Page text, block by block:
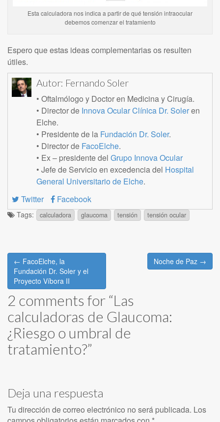
Esta calculadora nos indica a partir de qué tensión intraocular
debemos comenzar el tratamiento
Espero que estas ideas complementarias os resulten
útiles.
Autor: Fernando Soler
• Oftalmólogo y Doctor en Medicina y Cirugía.
• Director de Innova Ocular Clínica Dr. Soleren
Elche.
• Presidente de la Fundación Dr. Soler.
• Director de FacoElche.
• Ex – presidente delGrupo Innova Ocular
• Jefe de Servicio en excedencia del Hospital
General Universitario de Elche.
Twitter
Facebook
Tags: calculadora glaucoma tensión tensión ocular
Post
navigation
← FacoElche, la
Fundación Dr. Soler y el
Proyecto Víbora II
Noche de Paz →
2 comments for “Las
calculadoras de Glaucoma:
¿Riesgo o umbral de
tratamiento?”
Deja una respuesta
Tu dirección de correo electrónico no será publicada. Los